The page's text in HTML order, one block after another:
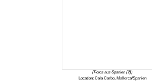
(Fotos aus Spanien (2))
Location: Cala Carbo, Mallorca/Spanien